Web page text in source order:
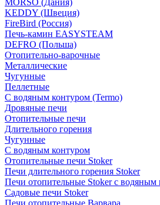
MORSO (Дания)
KEDDY (Швеция)
FireBird (Россия)
Печь-камин EASYSTEAM
DEFRO (Польша)
Отопительно-варочные
Металлические
Чугунные
Пеллетные
С водяным контуром (Termo)
Дровяные печи
Отопительные печи
Длительного горения
Чугунные
C водяным контуром
Отопительные печи Stoker
Печи длительного горения Stoker
Печи отопительные Stoker с водяным
Садовые печи Stoker
Печи отопительные Варвара